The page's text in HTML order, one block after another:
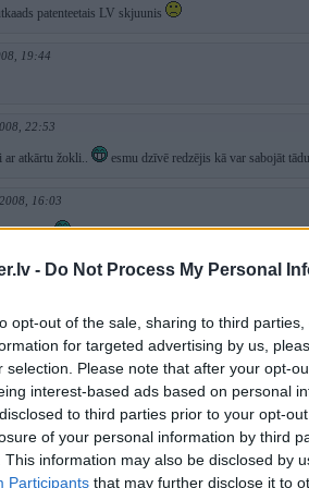
- Do Not Process My Personal
opt-out of the sale, sharing to third
for targeted advertising by us,
selection. Please note that after your opt-
interest-based ads based on personal
to third parties prior to your opt-
of your personal information by third
This information may also be disclosed by
Participants that may further disclose it to
patenteetais LV skjuunis
19:44
22:53
ar atkārtu žokli.. esmu dzīvē redzējis kā var sabojāt
16:03
huj ņems
23:01
18:36
22:32